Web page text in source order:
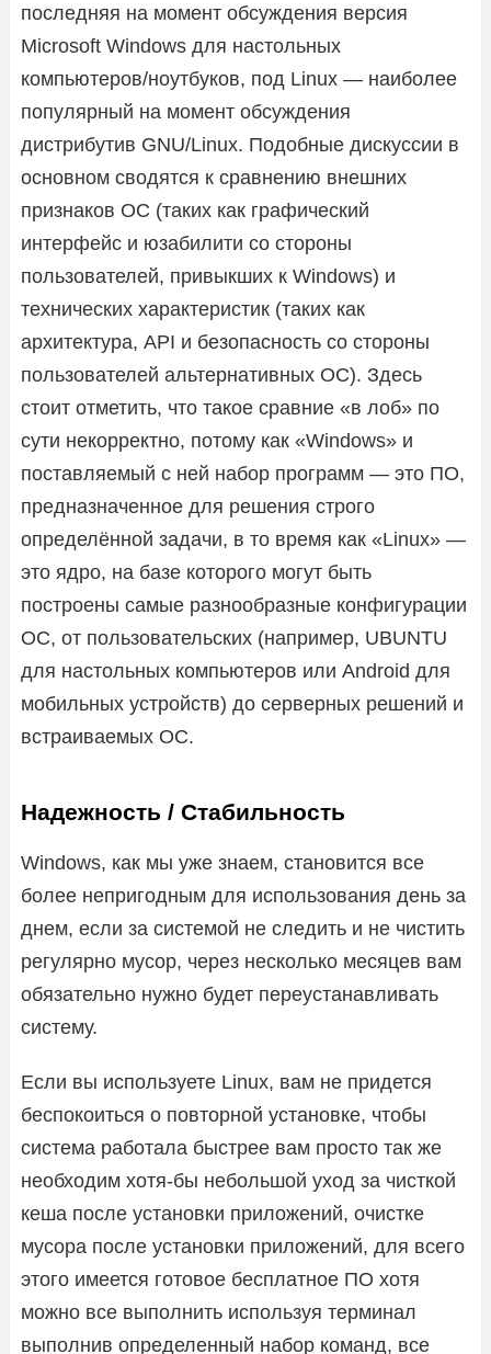
последняя на момент обсуждения версия
Microsoft Windows для настольных
компьютеров/ноутбуков, под Linux — наиболее
популярный на момент обсуждения
дистрибутив GNU/Linux. Подобные дискуссии в
основном сводятся к сравнению внешних
признаков ОС (таких как графический
интерфейс и юзабилити со стороны
пользователей, привыкших к Windows) и
технических характеристик (таких как
архитектура, API и безопасность со стороны
пользователей альтернативных ОС). Здесь
стоит отметить, что такое сравние «в лоб» по
сути некорректно, потому как «Windows» и
поставляемый с ней набор программ — это ПО,
предназначенное для решения строго
определённой задачи, в то время как «Linux» —
это ядро, на базе которого могут быть
построены самые разнообразные конфигурации
ОС, от пользовательских (например, UBUNTU
для настольных компьютеров или Android для
мобильных устройств) до серверных решений и
встраиваемых ОС.
Надежность / Стабильность
Windows, как мы уже знаем, становится все
более непригодным для использования день за
днем, если за системой не следить и не чистить
регулярно мусор, через несколько месяцев вам
обязательно нужно будет переустанавливать
систему.
Если вы используете Linux, вам не придется
беспокоиться о повторной установке, чтобы
система работала быстрее вам просто так же
необходим хотя-бы небольшой уход за чисткой
кеша после установки приложений, очистке
мусора после установки приложений, для всего
этого имеется готовое бесплатное ПО хотя
можно все выполнить используя терминал
выполнив определенный набор команд, все